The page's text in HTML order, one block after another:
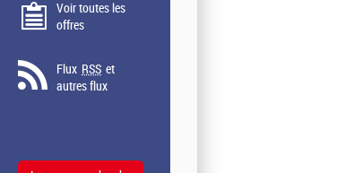
Voir toutes les
offres
Flux RSS et
autres flux